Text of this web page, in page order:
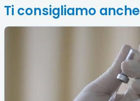
Ti consigliamo anche